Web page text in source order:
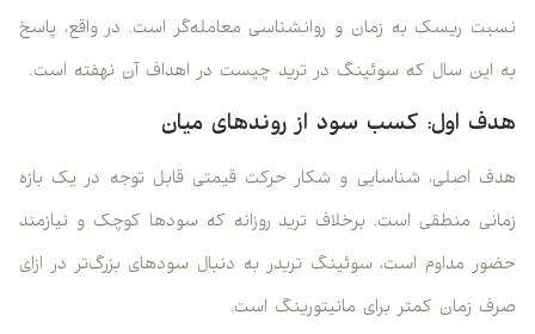
نسبت ریسک به زمان و روانشناسی معامله‌گر است. در واقع، پاسخ
به این سال که سوئینگ در ترید چیست در اهداف آن نهفته است.
هدف اول: کسب سود از روندهای میان‌
هدف اصلی، شناسایی و شکار حرکت قیمتی قابل توجه در یک بازه
زمانی منطقی است. برخلاف ترید روزانه که سودها کوچک و نیازمند
حضور مداوم است، سوئینگ تریدر به دنبال سودهای بزرگ‌تر در ازای
صرف زمان کمتر برای مانیتورینگ است.